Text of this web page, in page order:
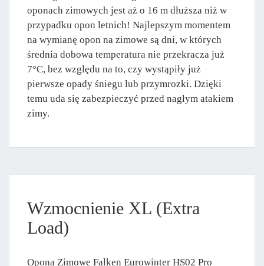
oponach zimowych jest aż o 16 m dłuższa niż w
przypadku opon letnich! Najlepszym momentem
na wymianę opon na zimowe są dni, w których
średnia dobowa temperatura nie przekracza już
7°C, bez względu na to, czy wystąpiły już
pierwsze opady śniegu lub przymrozki. Dzięki
temu uda się zabezpieczyć przed nagłym atakiem
zimy.
Wzmocnienie XL (Extra
Load)
Opona Zimowe Falken Eurowinter HS02 Pro